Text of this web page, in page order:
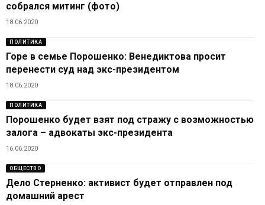
собрался митинг (фото)
18.06.2020
ПОЛИТИКА
Горе в семье Порошенко: Венедиктова просит
перенести суд над экс-президентом
18.06.2020
ПОЛИТИКА
Порошенко будет взят под стражу с возможностью
залога – адвокаты экс-президента
16.06.2020
ОБЩЕСТВО
Дело Стерненко: активист будет отправлен под
домашний арест